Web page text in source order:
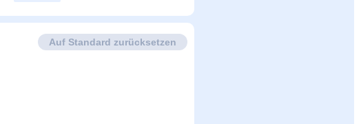
Auf Standard zurücksetzen